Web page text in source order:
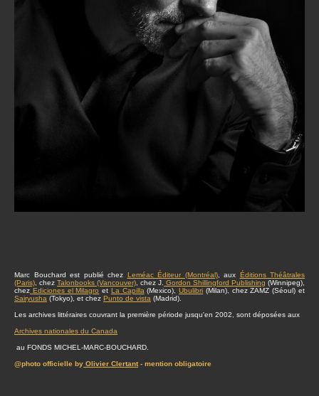
Marc Bouchard est publié chez Leméac Éditeur (Montréal), aux Éditions Théâtrales
(Paris) , chez Talonbooks (Vancouver) , chez J. Gordon Shillingford Publishing (Winnipeg),
chez Ediciones el Milagro et La Capilla (Mexico),Ubulibri (Milan), chez ZAMZ (Séoul) et
Sairyusha (Tokyo), et chez Punto de vista (Madrid).
Les archives littéraires couvrant la première période jusqu'en 2002, sont déposées aux
Archives nationales du Canada
au FONDS MICHEL-MARC-BOUCHARD.
@photo officielle by Olivier Clertant- mention obligatoire